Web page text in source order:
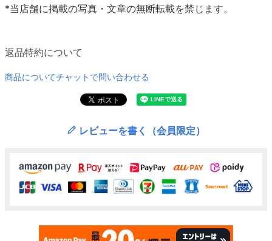
*当店舗に掲載の写真・文章の無断転載を禁じます。
返品特約について
商品についてチャットで問い合わせる
レビューを書く（会員限定）